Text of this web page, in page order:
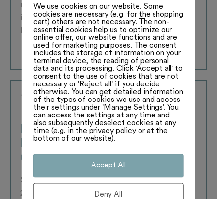
nahmen am Eidgenössischen Schützenfest
in Chur teil. Der Anlass war mit rund 14
Millionen Franken...
7.07.2026
Festa da tir federala:
Bilantscha cun Martin
Candinas
Suenter in mais va la Festa federala da tir
2026 a fin. Sin totalmain 20 plazzas da tir en
We use cookies on our website. Some
cookies are necessary (e.g. for the shopping
cart) others are not necessary. The non-
essential cookies help us to optimize our
online offer, our website functions and are
used for marketing purposes. The consent
includes the storage of information on your
terminal device, the reading of personal
data and its processing. Click 'Accept all' to
consent to the use of cookies that are not
necessary or 'Reject all' if you decide
otherwise. You can get detailed information
of the types of cookies we use and access
their settings under 'Manage Settings'. You
can access the settings at any time and
also subsequently deselect cookies at any
time (e.g. in the privacy policy or at the
bottom of our website).
Accept All
Deny All